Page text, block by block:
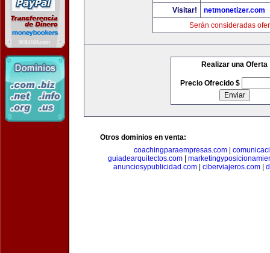
Visitar!
netmonetizer.com
Serán consideradas
Realizar una Oferta
Precio Ofrecido $
Otros dominios en venta:
coachingparaempresas.com|
guiadearquitectos.com
anunciosypublicidad.com| ciberviajeros.com|